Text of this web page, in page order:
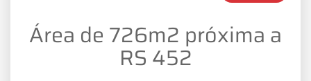
Área de 726m2 próxima a
RS 452